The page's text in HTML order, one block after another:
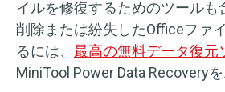
イルを修復するためのツールも
削除または紛失したOfficeファ
るには、 最高の無料データ復元
MiniTool Power Data Recovery